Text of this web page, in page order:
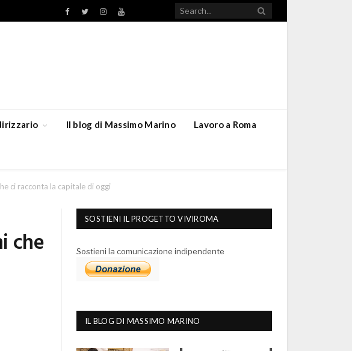
Facebook
TwitterInstagramYouTube
Il blog di Massimo Marino Lavoro a Roma
ci racconta la capitale di oggi
che
SOSTIENI IL PROGETTO VIVIROMA
Sostieni la comunicazione indipendente
IL BLOG DI MASSIMO MARINO